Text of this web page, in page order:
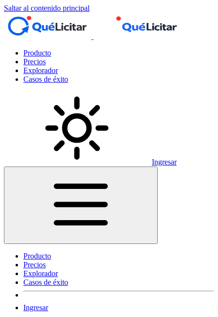
Saltar al contenido principal
Producto
Precios
Explorador
Casos de éxito
Ingresar
Producto
Precios
Explorador
Casos de éxito
Ingresar